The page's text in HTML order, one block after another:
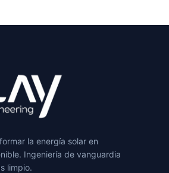
la energía solar en
Ingeniería de vanguardia
limpio.